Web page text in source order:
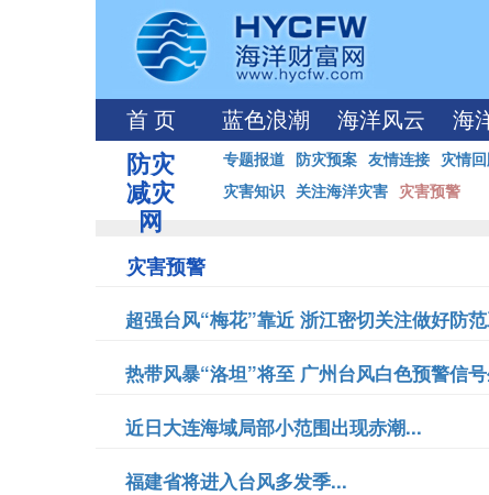
首 页 蓝色浪潮 海洋风云 海
防灾
减灾
网
专题报道 防灾预案 友情连接 灾情
灾害知识 关注海洋灾害 灾害预警
灾害预警
超强台风“梅花”靠近 浙江密切关注做好防
热带风暴“洛坦”将至 广州台风白色预警信
近日大连海域局部小范围出现赤潮...
福建省将进入台风多发季...